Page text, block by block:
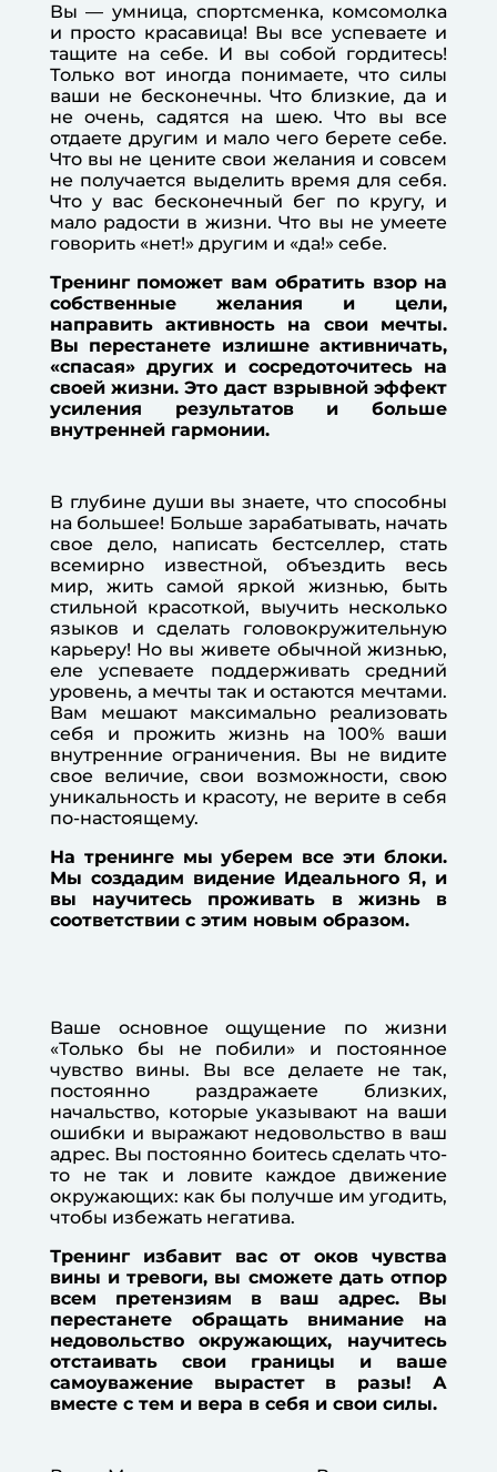
Вы — умница, спортсменка, комсомолка
и просто красавица! Вы все успеваете и
тащите на себе. И вы собой гордитесь!
Только вот иногда понимаете, что силы
ваши не бесконечны. Что близкие, да и
не очень, садятся на шею. Что вы все
отдаете другим и мало чего берете себе.
Что вы не цените свои желания и совсем
не получается выделить время для себя.
Что у вас бесконечный бег по кругу, и
мало радости в жизни. Что вы не умеете
говорить «нет!» другим и «да!» себе.
Тренинг поможет вам обратить взор на
собственные желания и цели,
направить активность на свои мечты.
Вы перестанете излишне активничать,
«спасая» других и сосредоточитесь на
своей жизни. Это даст взрывной эффект
усиления результатов и больше
внутренней гармонии.
В глубине души вы знаете, что способны
на большее! Больше зарабатывать, начать
свое дело, написать бестселлер, стать
всемирно известной, объездить весь
мир, жить самой яркой жизнью, быть
стильной красоткой, выучить несколько
языков и сделать головокружительную
карьеру! Но вы живете обычной жизнью,
еле успеваете поддерживать средний
уровень, а мечты так и остаются мечтами.
Вам мешают максимально реализовать
себя и прожить жизнь на 100% ваши
внутренние ограничения. Вы не видите
свое величие, свои возможности, свою
уникальность и красоту, не верите в себя
по-настоящему.
На тренинге мы уберем все эти блоки.
Мы создадим видение Идеального Я, и
вы научитесь проживать в жизнь в
соответствии с этим новым образом.
Ваше основное ощущение по жизни
«Только бы не побили» и постоянное
чувство вины. Вы все делаете не так,
постоянно раздражаете близких,
начальство, которые указывают на ваши
ошибки и выражают недовольство в ваш
адрес. Вы постоянно боитесь сделать что-
то не так и ловите каждое движение
окружающих: как бы получше им угодить,
чтобы избежать негатива.
Тренинг избавит вас от оков чувства
вины и тревоги, вы сможете дать отпор
всем претензиям в ваш адрес. Вы
перестанете обращать внимание на
недовольство окружающих, научитесь
отстаивать свои границы и ваше
самоуважение вырастет в разы! А
вместе с тем и вера в себя и свои силы.